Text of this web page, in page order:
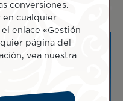
conversiones.
en cualquier
enlace «Gestión
página del
vea nuestra